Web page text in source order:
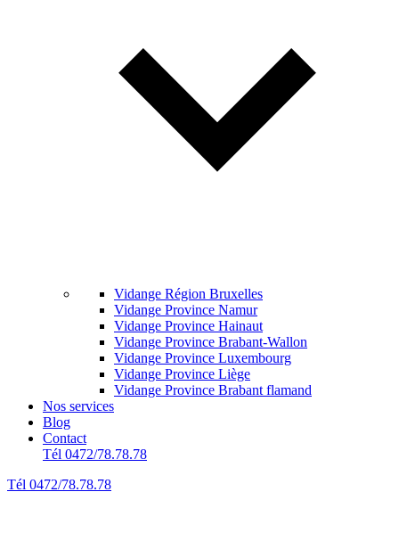
Vidange Région Bruxelles
Vidange Province Namur
Vidange Province Hainaut
Vidange Province Brabant-Wallon
Vidange Province Luxembourg
Vidange Province Liège
Vidange Province Brabant flamand
Nos services
Blog
Contact
Tél 0472/78.78.78
Tél 0472/78.78.78